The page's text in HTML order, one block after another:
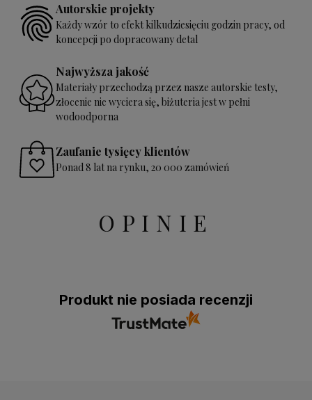
Autorskie projekty
Każdy wzór to efekt kilkudziesięciu godzin pracy, od
koncepcji po dopracowany detal
Najwyższa jakość
Materiały przechodzą przez nasze autorskie testy,
złocenie nie wyciera się, biżuteria jest w pełni
wodoodporna
Zaufanie tysięcy klientów
Ponad 8 lat na rynku, 20 000 zamówień
OPINIE
Produkt nie posiada recenzji